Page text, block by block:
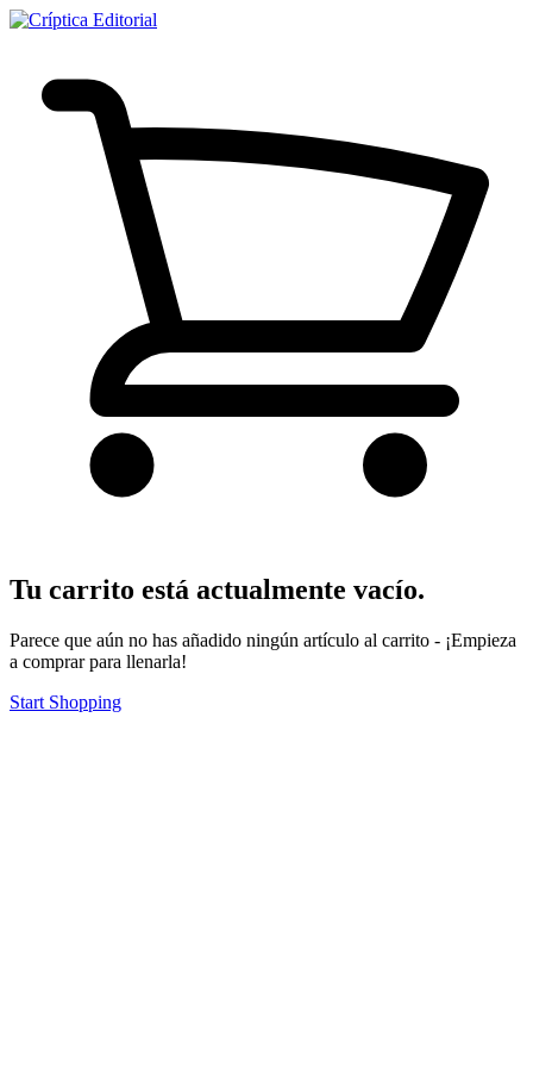
Tu carrito está actualmente vacío.
Parece que aún no has añadido ningún artículo al carrito - ¡Empieza
a comprar para llenarla!
Start Shopping